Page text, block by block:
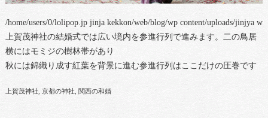
/home/users/0/lolipop.jp jinja kekkon/web/blog/wp content/uploads/jinjya
上賀茂神社の結婚式では広い境内を参進行列で進みます。二の鳥居
横にはモミジの樹林帯があり
秋には錦織り成す紅葉を背景に進む参進行列はここだけの圧巻です
上賀茂神社 京都の神社 関西の和婚